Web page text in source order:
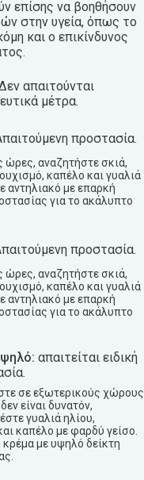
επίσης να βοηθήσουν
στην υγεία, όπως το
και ο επικίνδυνος
απαιτούνται
μέτρα.
προστασία.
ώρες, αναζητήστε σκιά,
καπέλο και γυαλιά
αντηλιακό με επαρκή
για το ακάλυπτο
προστασία.
ώρες, αναζητήστε σκιά,
καπέλο και γυαλιά
αντηλιακό με επαρκή
για το ακάλυπτο
απαιτείται ειδική
σε εξωτερικούς χώρους
είναι δυνατόν,
γυαλιά ηλίου,
καπέλο με φαρδύ γείσο.
με υψηλό δείκτη